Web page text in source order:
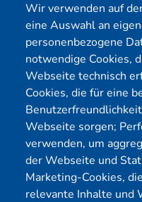
Wir verwenden auf
eine Auswahl an
personenbezogene
notwendige Cookies,
Webseite technisch
Cookies, die für eine
Webseite sorgen;
verwenden, um
der Webseite und
Marketing-Cookies,
relevante Inhalte und
Telefon:0231 39814905
E-Mail:
info@yekta-it.de
(Mo.-Fr.9-17 Uhr)
Menü
Cybersecurity
Pentest Anbieter